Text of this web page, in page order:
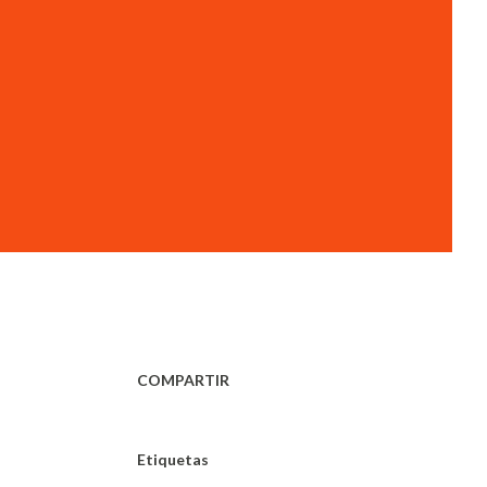
COMPARTIR
Etiquetas